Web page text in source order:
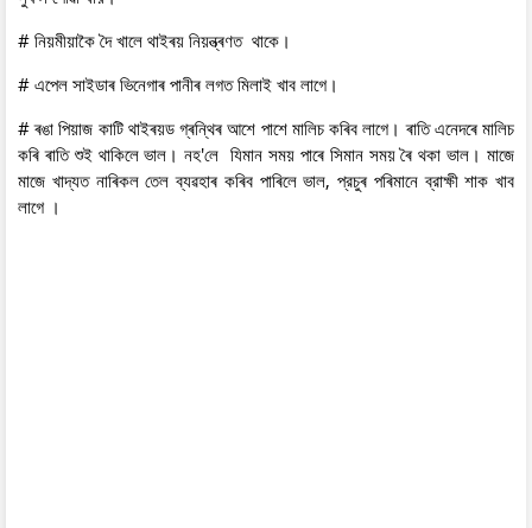
# নিয়মীয়াকৈ দৈ খালে থাইৰয় নিয়ন্ত্ৰণত থাকে।
# এপেল সাইডাৰ ভিনেগাৰ পানীৰ লগত মিলাই খাব লাগে।
# ৰঙা পিয়াজ কাটি থাইৰয়ড গ্ৰন্থিৰ আশে পাশে মালিচ কৰিব লাগে। ৰাতি এনেদৰে মালিচ
কৰি ৰাতি শুই থাকিলে ভাল। নহ'লে যিমান সময় পাৰে সিমান সময় ৰৈ থকা ভাল। মাজে
মাজে খাদ্যত নাৰিকল তেল ব্যৱহাৰ কৰিব পাৰিলে ভাল, প্রচুৰ পৰিমানে ব্রাক্ষী শাক খাব
লাগে ।